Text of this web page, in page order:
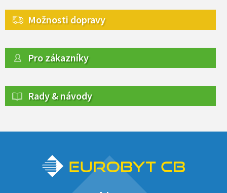
Možnosti dopravy
Pro zákazníky
Rady & návody